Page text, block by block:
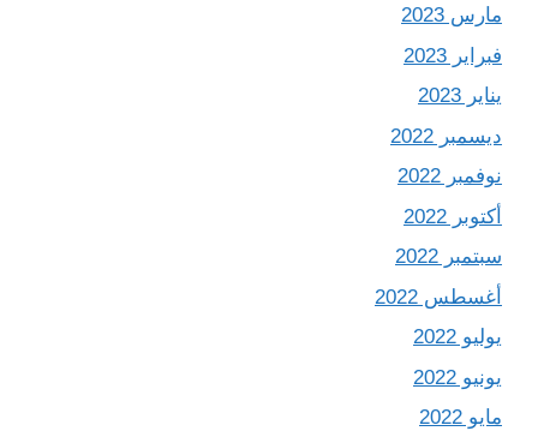
مارس 2023
فبراير 2023
يناير 2023
ديسمبر 2022
نوفمبر 2022
أكتوبر 2022
سبتمبر 2022
أغسطس 2022
يوليو 2022
يونيو 2022
مايو 2022